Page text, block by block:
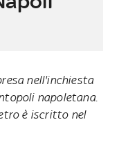
nell'inchiesta
napoletana.
è iscritto nel